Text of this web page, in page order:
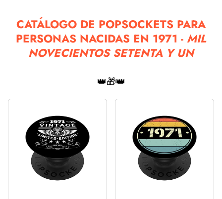
CATÁLOGO DE POPSOCKETS PARA
PERSONAS NACIDAS EN 1971 - MIL
NOVECIENTOS SETENTA Y UN
👑🎁👑